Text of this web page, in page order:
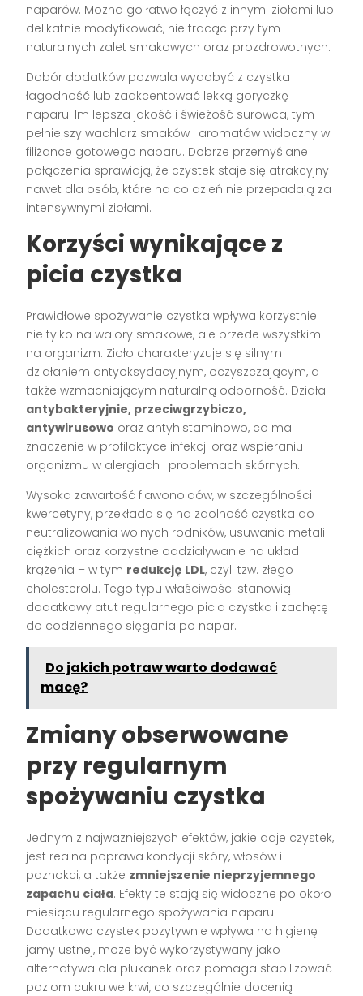
naparów. Można go łatwo łączyć z innymi ziołami lub
delikatnie modyfikować, nie tracąc przy tym
naturalnych zalet smakowych oraz prozdrowotnych.
Dobór dodatków pozwala wydobyć z czystka
łagodność lub zaakcentować lekką goryczkę
naparu. Im lepsza jakość i świeżość surowca, tym
pełniejszy wachlarz smaków i aromatów widoczny w
filiżance gotowego naparu. Dobrze przemyślane
połączenia sprawiają, że czystek staje się atrakcyjny
nawet dla osób, które na co dzień nie przepadają za
intensywnymi ziołami.
Korzyści wynikające z
picia czystka
Prawidłowe spożywanie czystka wpływa korzystnie
nie tylko na walory smakowe, ale przede wszystkim
na organizm. Zioło charakteryzuje się silnym
działaniem antyoksydacyjnym, oczyszczającym, a
także wzmacniającym naturalną odporność. Działa
antybakteryjnie, przeciwgrzybiczo,
antywirusowo oraz antyhistaminowo, co ma
znaczenie w profilaktyce infekcji oraz wspieraniu
organizmu w alergiach i problemach skórnych.
Wysoka zawartość flawonoidów, w szczególności
kwercetyny, przekłada się na zdolność czystka do
neutralizowania wolnych rodników, usuwania metali
ciężkich oraz korzystne oddziaływanie na układ
krążenia – w tym redukcję LDL, czyli tzw. złego
cholesterolu. Tego typu właściwości stanowią
dodatkowy atut regularnego picia czystka i zachętę
do codziennego sięgania po napar.
Do jakich potraw warto dodawać
macę?
Zmiany obserwowane
przy regularnym
spożywaniu czystka
Jednym z najważniejszych efektów, jakie daje czystek,
jest realna poprawa kondycji skóry, włosów i
paznokci, a także zmniejszenie nieprzyjemnego
zapachu ciała. Efekty te stają się widoczne po około
miesiącu regularnego spożywania naparu.
Dodatkowo czystek pozytywnie wpływa na higienę
jamy ustnej, może być wykorzystywany jako
alternatywa dla płukanek oraz pomaga stabilizować
poziom cukru we krwi, co szczególnie docenią